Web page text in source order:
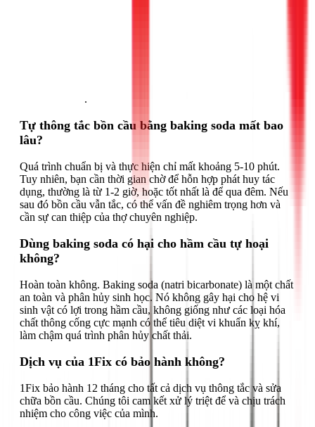
.
Tự thông tắc bồn cầu bằng baking soda mất bao
lâu?
Quá trình chuẩn bị và thực hiện chỉ mất khoảng 5-10 phút.
Tuy nhiên, bạn cần thời gian chờ để hỗn hợp phát huy tác
dụng, thường là từ 1-2 giờ, hoặc tốt nhất là để qua đêm. Nếu
sau đó bồn cầu vẫn tắc, có thể vấn đề nghiêm trọng hơn và
cần sự can thiệp của thợ chuyên nghiệp.
Dùng baking soda có hại cho hầm cầu tự hoại
không?
Hoàn toàn không. Baking soda (natri bicarbonate) là một chất
an toàn và phân hủy sinh học. Nó không gây hại cho hệ vi
sinh vật có lợi trong hầm cầu, không giống như các loại hóa
chất thông cống cực mạnh có thể tiêu diệt vi khuẩn kỵ khí,
làm chậm quá trình phân hủy chất thải.
Dịch vụ của 1Fix có bảo hành không?
1Fix bảo hành 12 tháng cho tất cả dịch vụ thông tắc và sửa
chữa bồn cầu. Chúng tôi cam kết xử lý triệt để và chịu trách
nhiệm cho công việc của mình.